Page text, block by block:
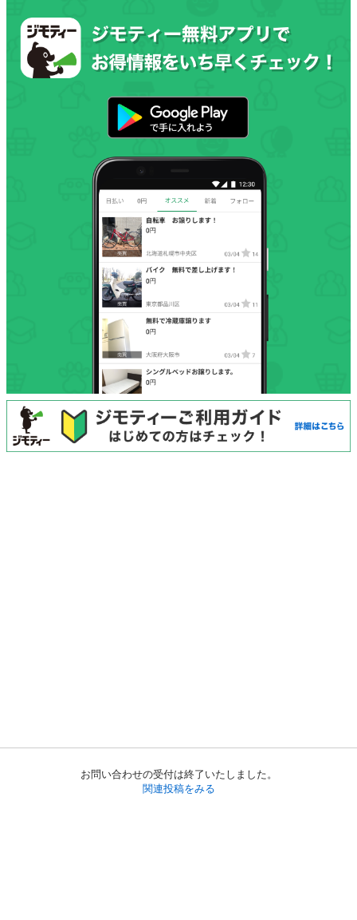
お問い合わせの受付は終了いたしました。
関連投稿をみる